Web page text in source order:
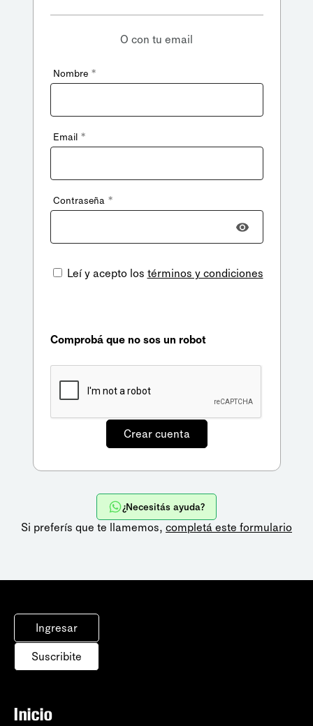
O con tu email
Nombre *
Email *
Contraseña *
Leí y acepto los términos y condiciones
Comprobá que no sos un robot
¿Necesitás ayuda?
Si preferís que te llamemos, completá este formulario
Ingresar
Suscribite
Inicio